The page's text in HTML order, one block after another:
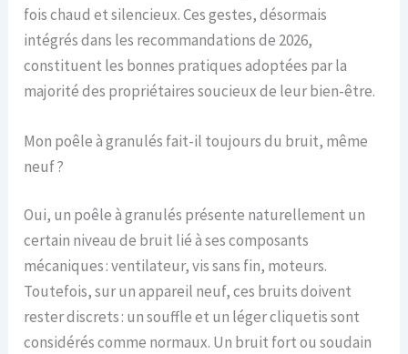
fois chaud et silencieux. Ces gestes, désormais
intégrés dans les recommandations de 2026,
constituent les bonnes pratiques adoptées par la
majorité des propriétaires soucieux de leur bien-être.
Mon poêle à granulés fait-il toujours du bruit, même
neuf ?
Oui, un poêle à granulés présente naturellement un
certain niveau de bruit lié à ses composants
mécaniques : ventilateur, vis sans fin, moteurs.
Toutefois, sur un appareil neuf, ces bruits doivent
rester discrets : un souffle et un léger cliquetis sont
considérés comme normaux. Un bruit fort ou soudain